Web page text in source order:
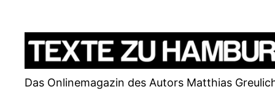
Inhalt
springen
Das Onlinemagazin des Autors Matthias